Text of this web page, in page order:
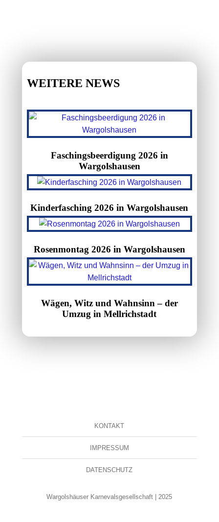
WEITERE NEWS
Faschingsbeerdigung 2026 in
Wargolshausen
Kinderfasching 2026 in Wargolshausen
Rosenmontag 2026 in Wargolshausen
Wägen, Witz und Wahnsinn – der
Umzug in Mellrichstadt
KONTAKT
IMPRESSUM
DATENSCHUTZ
Wargolshäuser Karnevalsgesellschaft | 2025